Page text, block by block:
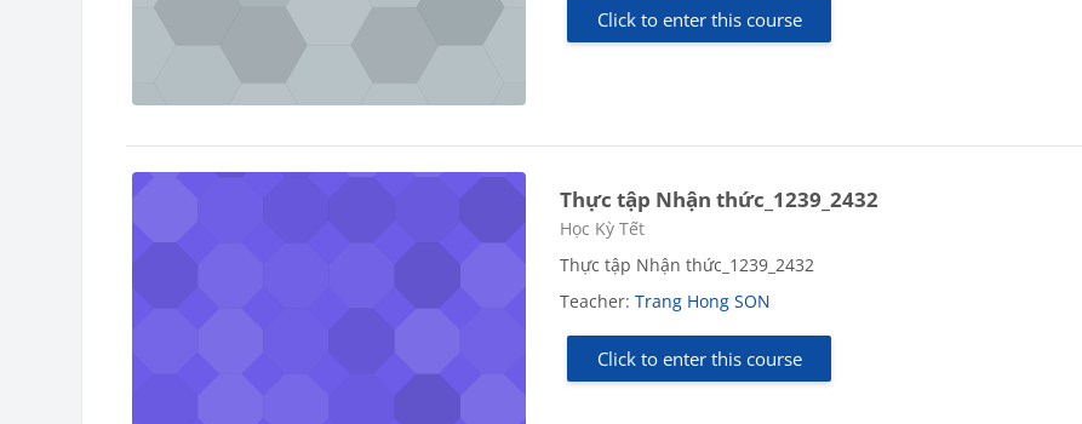
Click to enter this course
Thực tập Nhận thức_1239_2432
Course category
Học Kỳ Tết
Thực tập Nhận thức_1239_2432
Teacher:Trang Hong SON
Click to enter this course